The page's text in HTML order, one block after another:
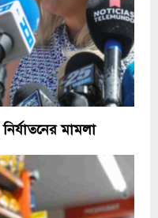
নির্যাতনের মামলা